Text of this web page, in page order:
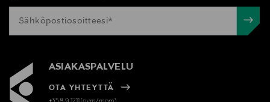
ASIAKASPALVELU
OTA YHTEYTTÄ